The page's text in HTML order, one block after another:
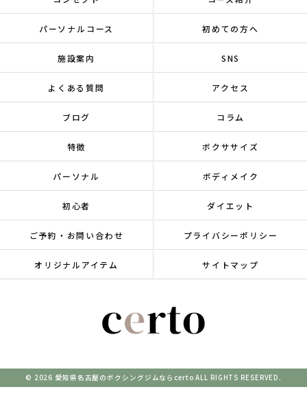
パーソナルコース 初めての方へ
施設案内 SNS
よくある質問 アクセス
ブログ コラム
特徴 ボクササイズ
パーソナル ボディメイク
初心者 ダイエット
ご予約・お問い合わせ プライバシーポリシー
オリジナルアイテム サイトマップ
© 2026 愛知県名古屋のボクシングジムならcerto ALL RIGHTS RESERVED.